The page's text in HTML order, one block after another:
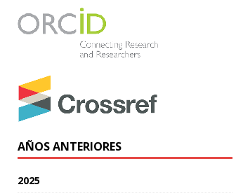
AÑOS ANTERIORES
2025